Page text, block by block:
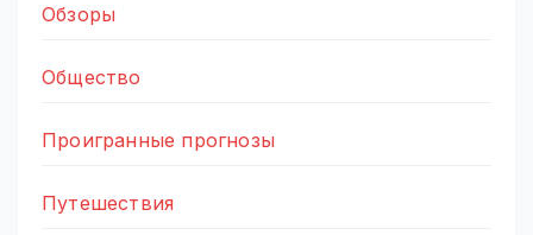
Обзоры
Общество
Проигранные прогнозы
Путешествия